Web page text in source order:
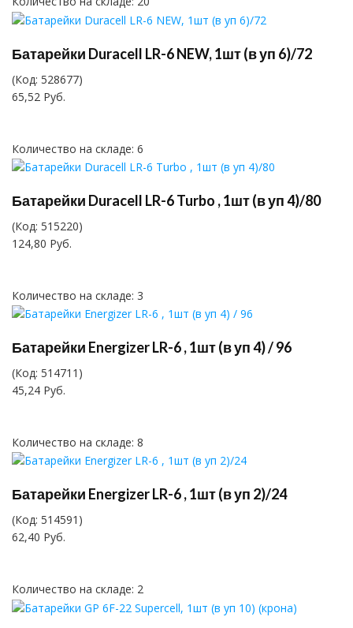
Батарейки Duracell LR-6 NEW, 1шт (в уп 6)/72
(Код: 528677)
65,52 Руб.
Количество на складе: 6
Батарейки Duracell LR-6 Turbo , 1шт (в уп 4)/80
(Код: 515220)
124,80 Руб.
Количество на складе: 3
Батарейки Energizer LR-6 , 1шт (в уп 4) / 96
(Код: 514711 )
45,24 Руб.
Количество на складе: 8
Батарейки Energizer LR-6 , 1шт (в уп 2)/24
(Код: 514591 )
62,40 Руб.
Количество на складе: 2